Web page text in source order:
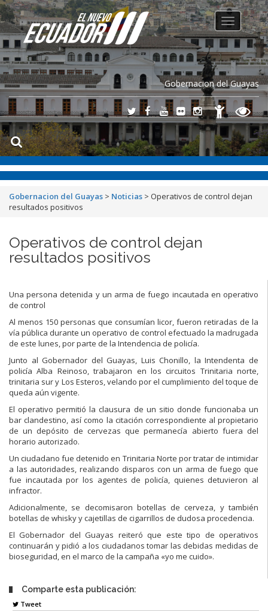
Gobernacion del Guayas
Toggle
navigation
Gobernacion del Guayas > Noticias > Operativos de control dejan
resultados positivos
Operativos de control dejan
resultados positivos
Una persona detenida y un arma de fuego incautada en operativo
de control
Al menos 150 personas que consumían licor, fueron retiradas de la
vía pública durante un operativo de control efectuado la madrugada
de este lunes, por parte de la Intendencia de policía.
Junto al Gobernador del Guayas, Luis Chonillo, la Intendenta de
policía Alba Reinoso, trabajaron en los circuitos Trinitaria norte,
trinitaria sur y Los Esteros, velando por el cumplimiento del toque de
queda aún vigente.
El operativo permitió la clausura de un sitio donde funcionaba un
bar clandestino, así como la citación correspondiente al propietario
de un depósito de cervezas que permanecía abierto fuera del
horario autorizado.
Un ciudadano fue detenido en Trinitaria Norte por tratar de intimidar
a las autoridades, realizando disparos con un arma de fuego que
fue incautada por los agentes de policía, quienes detuvieron al
infractor.
Adicionalmente, se decomisaron botellas de cerveza, y también
botellas de whisky y cajetillas de cigarrillos de dudosa procedencia.
El Gobernador del Guayas reiteró que este tipo de operativos
continuarán y pidió a los ciudadanos tomar las debidas medidas de
bioseguridad, en el marco de la campaña «yo me cuido».
Comparte esta publicación:
Tweet